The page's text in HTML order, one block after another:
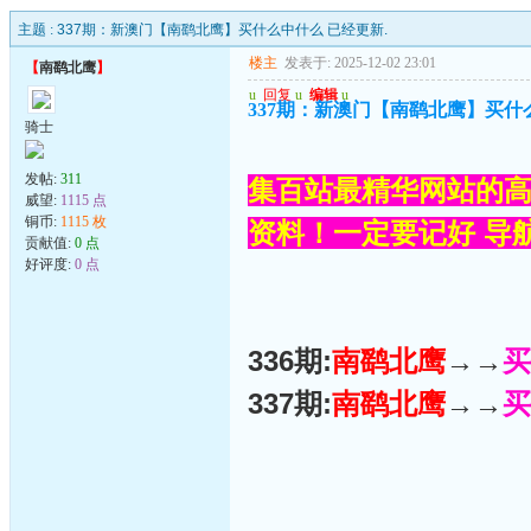
主题 : 337期：新澳门【南鹞北鹰】买什么中什么 已经更新.
【南鹞北鹰】
骑士
发帖: 311
威望: 1115 点
铜币: 1115 枚
贡献值: 0 点
好评度: 0 点
楼主 发表于: 2025-12-02 23:01
u 回复 u 编辑 u
337期：新澳门【南鹞北鹰】买什
集百站最精华网站的
资料！一定要记好 导
336期:南鹞北鹰→→
337期:南鹞北鹰→→